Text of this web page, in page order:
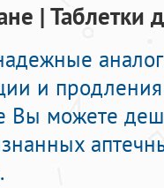
|
и
Вы можете